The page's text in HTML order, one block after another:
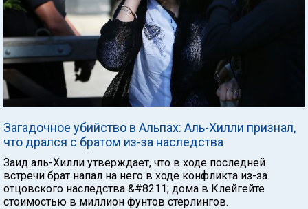
Загадочное убийство в Альпах: Аль-Хилли признал,
что дрался с братом из-за наследства
Заид аль-Хилли утверждает, что в ходе последней
встречи брат напал на него в ходе конфликта из-за
отцовского наследства &#8211; дома в Клейгейте
стоимостью в миллион фунтов стерлингов.